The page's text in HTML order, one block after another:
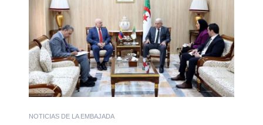
NOTICIAS DE LA EMBAJADA